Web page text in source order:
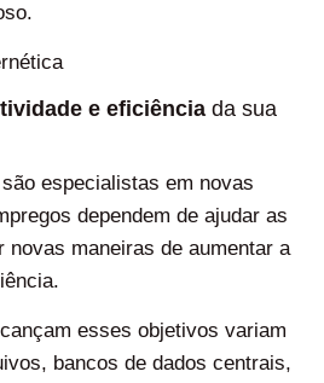
e eficiência da sua
especialistas em novas
dependem de ajudar as
novas maneiras de aumentar a
esses objetivos variam
bancos de dados centrais,